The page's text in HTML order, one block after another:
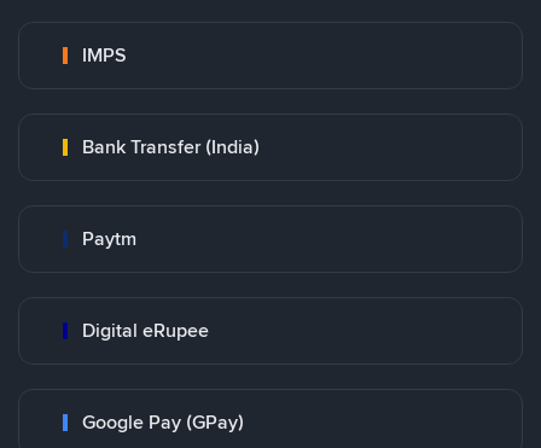
IMPS
Bank Transfer (India)
Paytm
Digital eRupee
Google Pay (GPay)